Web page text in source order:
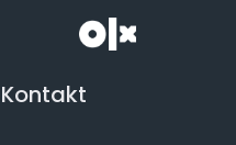
Kontakt